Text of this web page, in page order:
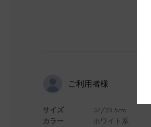
ご利用者様
サイズ
カラー
37/23.5cm
ホワイト系